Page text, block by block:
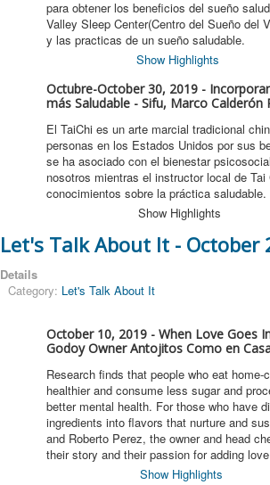
para obtener los beneficios del sueño
Valley Sleep Center(Centro del Sueño del
y las practicas de un sueño saludable.
Show Highlights
Octubre-October 30, 2019 -
más Saludable - Sifu, Marco
El TaiChi es un arte marcial tradicional
personas en los Estados Unidos por sus
se ha asociado con el bienestar
nosotros mientras el instructor local de
conocimientos sobre la práctica saludable.
Show Highlights
Let's Talk About It - October
Details
Category: Let's Talk About It
October 10, 2019 - When Love Goes
Godoy Owner Antojitos Como en
Research finds that people who eat
healthier and consume less sugar and
better mental health. For those who have
ingredients into flavors that nurture and
and Roberto Perez, the owner and head
their story and their passion for adding
Show Highlights